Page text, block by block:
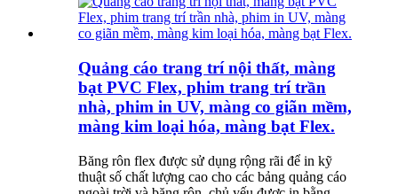
Quảng cáo trang trí nội thất, màng
bạt PVC Flex, phim trang trí trần
nhà, phim in UV, màng co giãn mềm,
màng kim loại hóa, màng bạt Flex.
Băng rôn flex được sử dụng rộng rãi để in kỹ
thuật số chất lượng cao cho các bảng quảng cáo